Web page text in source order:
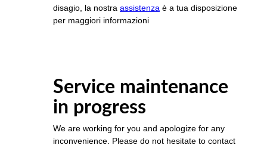
disagio, la nostra assistenza è a tua disposizione
per maggiori informazioni
Service maintenance
in progress
We are working for you and apologize for any
inconvenience. Please do not hesitate to contact